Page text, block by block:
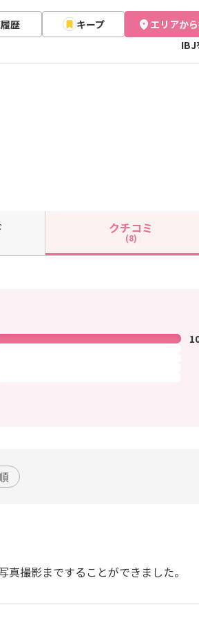
歴 キープ エリアか
IBJ
クチコミ
(8)
撮影まですることができました。